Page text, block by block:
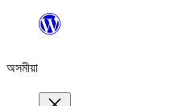
বিষয়বস্তুলৈ
অসমীয়া